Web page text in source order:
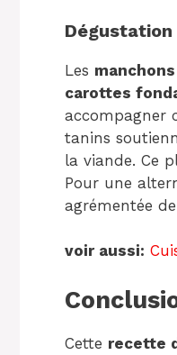
Les
carottes
accompagner
tanins
la viande. Ce
Pour une
agrémentée
voir aussi:
Cette recette